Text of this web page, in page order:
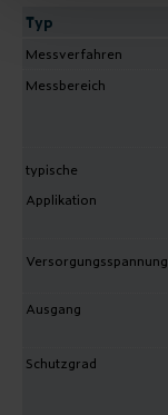
Typ
Messverfahren
Messbereich
typische
Applikation
Versorgungsspannung
Ausgang
Schutzgrad